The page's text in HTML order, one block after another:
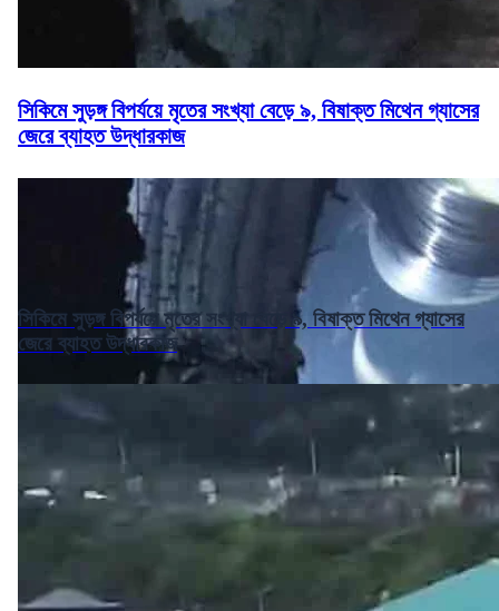
সিকিমে সুড়ঙ্গ বিপর্যয়ে মৃতের সংখ্যা বেড়ে ৯, বিষাক্ত মিথেন গ্যাসের
জেরে ব্যাহত উদ্ধারকাজ
সিকিমে সুড়ঙ্গ বিপর্যয়ে মৃতের সংখ্যা বেড়ে ৯, বিষাক্ত মিথেন গ্যাসের
জেরে ব্যাহত উদ্ধারকাজ